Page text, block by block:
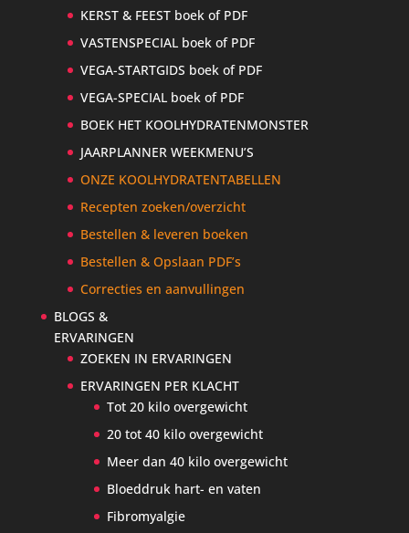
KERST & FEEST boek of PDF
VASTENSPECIAL boek of PDF
VEGA-STARTGIDS boek of PDF
VEGA-SPECIAL boek of PDF
BOEK HET KOOLHYDRATENMONSTER
JAARPLANNER WEEKMENU’S
ONZE KOOLHYDRATENTABELLEN
Recepten zoeken/overzicht
Bestellen & leveren boeken
Bestellen & Opslaan PDF’s
Correcties en aanvullingen
BLOGS &
ERVARINGEN
ZOEKEN IN ERVARINGEN
ERVARINGEN PER KLACHT
Tot 20 kilo overgewicht
20 tot 40 kilo overgewicht
Meer dan 40 kilo overgewicht
Bloeddruk hart- en vaten
Fibromyalgie